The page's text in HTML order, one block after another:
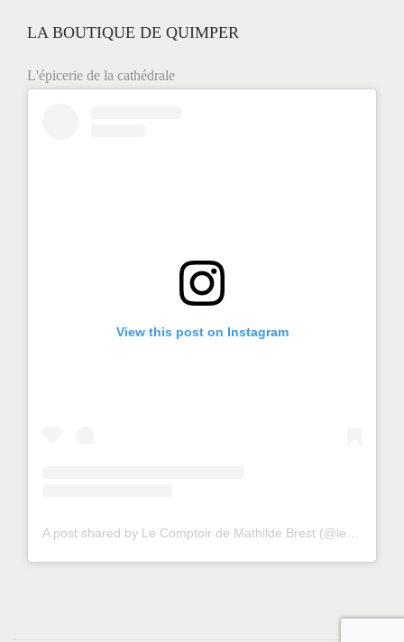
LA BOUTIQUE DE QUIMPER
L'épicerie de la cathédrale
View this post on Instagram
A post shared by Le Comptoir de Mathilde Brest (@lecomptoirdemathildebrest)